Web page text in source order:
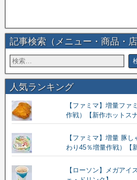
記事検索（メニュー・商品・店
人気ランキング
【ファミマ】増量ファ
作戦）【新作ホットスナ
【ファミマ】増量 豚
わり45％増量作戦）【
【ローソン】メガアイ